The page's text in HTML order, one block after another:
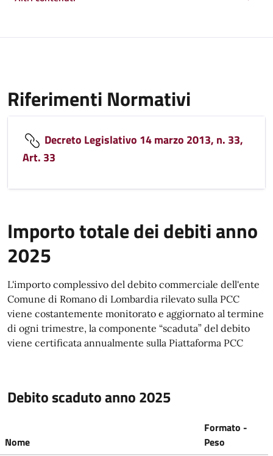
Riferimenti Normativi
Decreto Legislativo 14 marzo 2013, n. 33,
Art. 33
Importo totale dei debiti anno
2025
L'importo complessivo del debito commerciale dell'ente
Comune di Romano di Lombardia rilevato sulla PCC
viene costantemente monitorato e aggiornato al termine
di ogni trimestre, la componente “scaduta” del debito
viene certificata annualmente sulla Piattaforma PCC
Debito scaduto anno 2025
Nome
Formato -
Peso